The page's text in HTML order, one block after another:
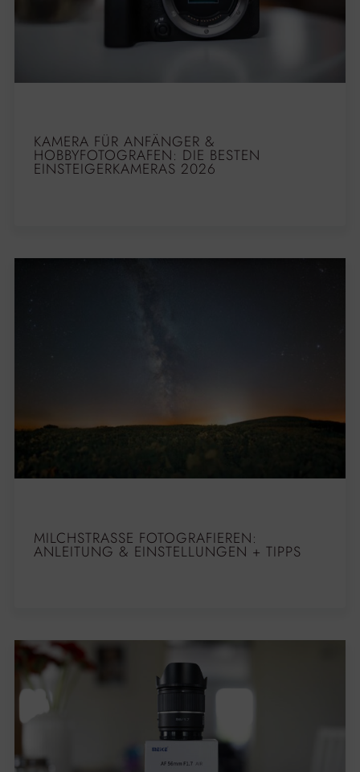
KAMERA FÜR ANFÄNGER &
HOBBYFOTOGRAFEN: DIE BESTEN
EINSTEIGERKAMERAS 2026
MILCHSTRASSE FOTOGRAFIEREN: A
NLEITUNG & EINSTELLUNGEN + TIPPS